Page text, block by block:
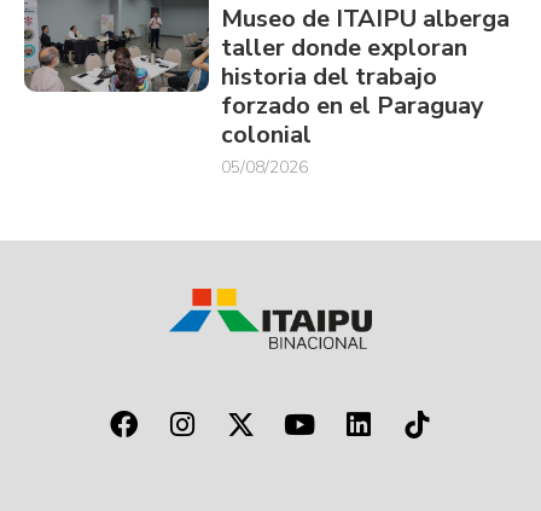
Museo de ITAIPU alberga
taller donde exploran
historia del trabajo
forzado en el Paraguay
colonial
05/08/2026